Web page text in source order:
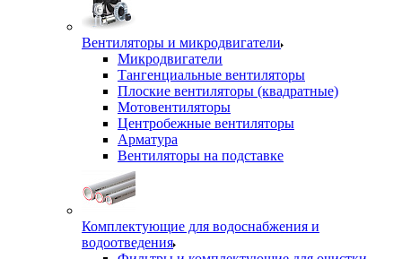
Вентиляторы и микродвигатели
Микродвигатели
Тангенциальные вентиляторы
Плоские вентиляторы (квадратные)
Мотовентиляторы
Центробежные вентиляторы
Арматура
Вентиляторы на подставке
Комплектующие для водоснабжения и
водоотведения